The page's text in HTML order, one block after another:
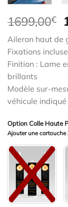
1699,00€
Aileron haut de
Fixations
Finition : Lame
brillants
Modèle sur-
véhicule indiqué
Option Colle Haute
Ajouter une cartouche